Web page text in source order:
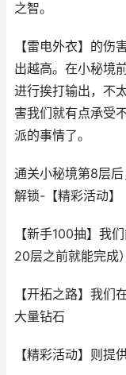
之智。
【雷电外衣】的伤
出越高。在小秘境
进行挨打输出，不
害我们就有点承受
派的事情了。
通关小秘境第8层
解锁-【精彩活动】
【新手100抽】我
20层之前就能完成
【开拓之路】我们
大量钻石
【精彩活动】则提